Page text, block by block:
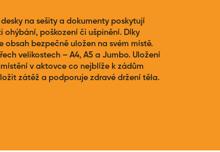
na sešity a dokumenty poskytují
poškození či ušpinění. Díky
obsah bezpečně uložen na svém místě.
velikostech – A4, A5 a Jumbo. Uložení
v aktovce co nejblíže k zádům
zátěž a podporuje zdravé držení těla.